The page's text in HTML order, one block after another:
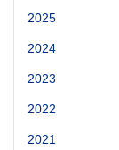
2025
2024
2023
2022
2021